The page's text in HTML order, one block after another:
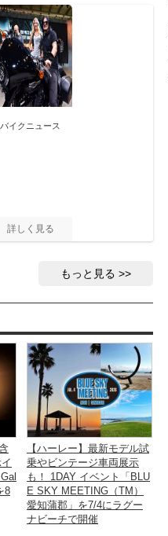
バイクニュース
もっと見る
8
【ハーレー】最新モデル試
乗やビンテージ車両展示
も！ 1DAY イベント「BLU
E SKY MEETING（TM）
愛知蒲郡」を7/4にラグー
ナビーチで開催